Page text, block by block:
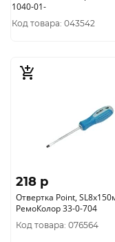
1040-01-
Код товара: 043542
218 p
Отвертка Point, SL8х150мм,
РемоКолор 33-0-704
Код товара: 076564